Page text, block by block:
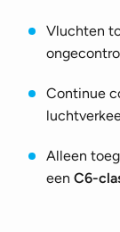
Vluchten
Continue
Alleen
een C6-